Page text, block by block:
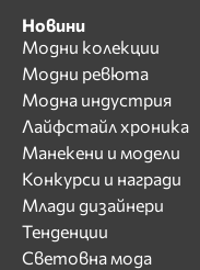
Новини
Модни колекции
Модни ревюта
Модна индустрия
Лайфстайл хроника
Манекени и модели
Конкурси и награди
Млади дизайнери
Тенденции
Световна мода